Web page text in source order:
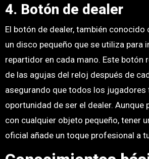
4. Botón de dealer
El botón de dealer, también conocido
un disco pequeño que se utiliza para
repartidor en cada mano. Este botón
de las agujas del reloj después de
asegurando que todos los jugadores
oportunidad de ser el dealer. Aunque
con cualquier objeto pequeño, tener
oficial añade un toque profesional a